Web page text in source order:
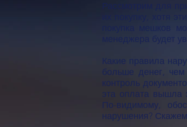
Рассмотрим для
их покупку, хотя
покупка мешков
менеджера будет
Какие правила
больше денег,
контроль
эта оплата вышла
По-видимому,
нарушения?